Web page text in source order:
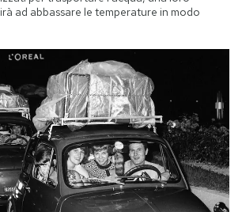
ad abbassare le temperature in modo